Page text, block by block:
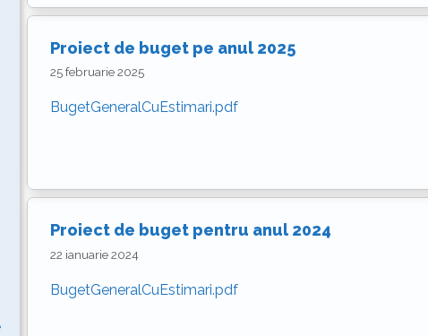
Proiect de buget pe anul 2025
25 februarie 2025
BugetGeneralCuEstimari.pdf
Proiect de buget pentru anul 2024
22 ianuarie 2024
BugetGeneralCuEstimari.pdf